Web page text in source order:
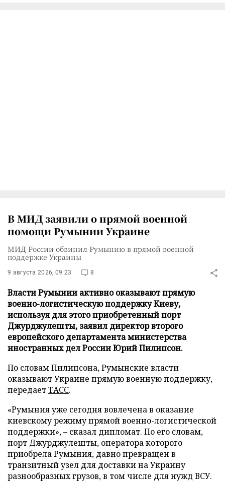
В МИД заявили о прямой военной
помощи Румынии Украине
МИД России обвинил Румынию в прямой военной
поддержке Украины
9 августа 2026, 09:23 8
Власти Румынии активно оказывают прямую
военно-логистическую поддержку Киеву,
используя для этого приобретенный порт
Джурджулешты, заявил директор второго
европейского департамента министерства
иностранных дел России Юрий Пилипсон.
По словам Пилипсона, Румынские власти
оказывают Украине прямую военную поддержку,
передаетТАСС.
«Румыния уже сегодня вовлечена в оказание
киевскому режиму прямой военно-логистической
поддержки», – сказал дипломат. По его словам,
порт Джурджулешты, оператора которого
приобрела Румыния, давно превращен в
транзитный узел для доставки на Украину
разнообразных грузов, в том числе для нужд ВСУ.